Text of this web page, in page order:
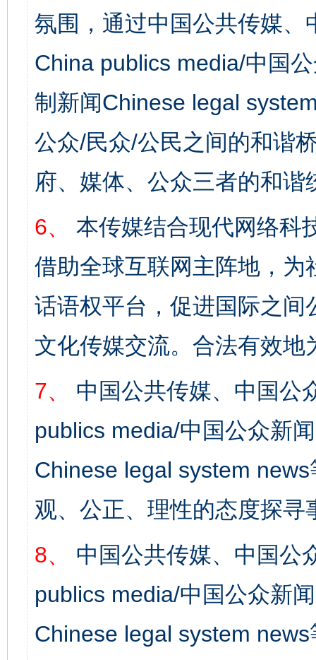
氛围，通过中国公共传媒
China publics media/中国
制新闻Chinese legal
公众/民众/公民之间的和谐
府、媒体、公众三者的和谐
6、
本传媒结合现代网络科
借助全球互联网主阵地，
话语权平台，促进国际之
文化传媒交流。合法有效地
7、
中国公共传媒、中国公
publics media/中国公众新
Chinese legal system
观、公正、理性的态度探寻
8、
中国公共传媒、中国公
publics media/中国公众新
Chinese legal system